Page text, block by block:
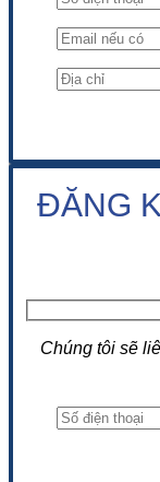
ĐĂNG
Chúng tôi sẽ